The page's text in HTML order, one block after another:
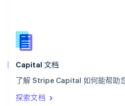
Capital 文档
了解 Stripe Capital 如何能帮助
探索文档
新西兰
English
匈牙利
English
ItalianoEnglish
印度
English